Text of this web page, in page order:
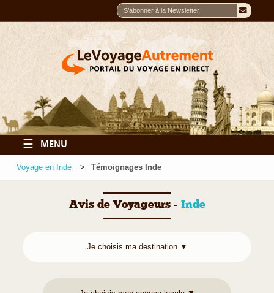
☰ MENU
Voyage en Inde Témoignages Inde
Avis de Voyageurs - Inde